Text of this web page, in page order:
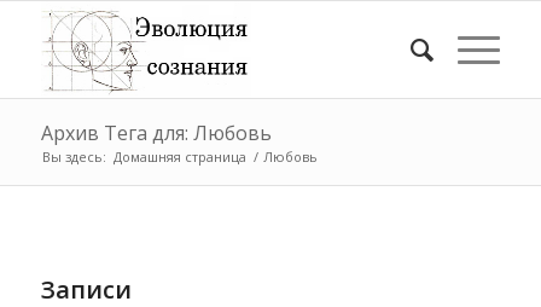
Архив Тега для: Любовь
Вы здесь: Домашняя страница / Любовь
Записи